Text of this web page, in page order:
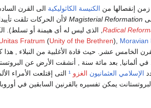
إنقصالها من الكنيسة الكاثوليكية الى القرن
Magisterial Reformation لاأن الحركات تلقت
Radical , الذى ليس له أى هيمنة أو تسلط).
Fratrum (Unity of the Brethren), Moravian
الخامس عشر. حيث قادة الأغلبية من النبلاء , هذا
في ألمانيا, بعد مائة سنة , أنشقت الأرض عن
الإسلامي العثمانيون الغزو ¹ التى إقتلعت الأمراء
يمكن تفسيره بالقرنين السابقين في